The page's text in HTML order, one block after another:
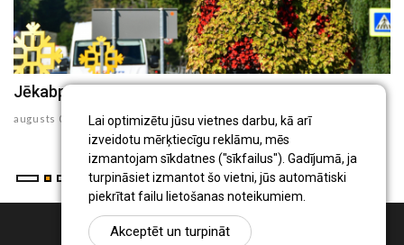
Lai optimizētu jūsu vietnes darbu, kā arī
izveidotu mērķtiecīgu reklāmu, mēs
izmantojam sīkdatnes ("sīkfailus"). Gadījumā, ja
turpināsiet izmantot šo vietni, jūs automātiski
piekrītat failu lietošanas noteikumiem.
Akceptēt un turpināt
Jēkabpils Radio1 ziņas 2026.gada 6.augustā
augusts 06 , 2026